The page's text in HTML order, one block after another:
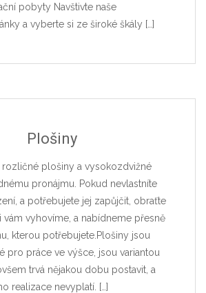
pobyty Navštivte naše
a vyberte si ze široké škály […]
Plošiny
rozličné plošiny a vysokozdvižné
pronájmu. Pokud nevlastníte
a potřebujete jej zapůjčit, obraťte
vám vyhovíme, a nabídneme přesně
kterou potřebujete.Plošiny jsou
pro práce ve výšce, jsou variantou
trvá nějakou dobu postavit, a
realizace nevyplatí. […]